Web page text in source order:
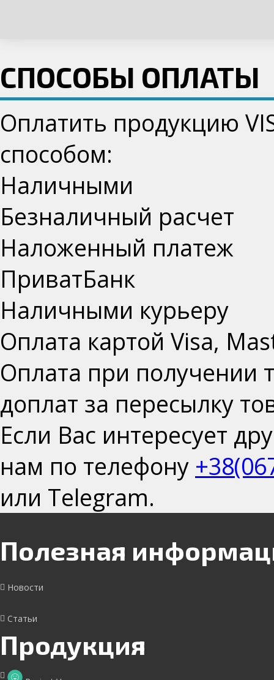
СПОСОБЫ ОПЛАТЫ
Оплатить продукцию
способом:
Наличными
Безналичный расчет
Наложенный платеж
ПриватБанк
Наличными курьеру
Оплата картой Visa,
Оплата при получении
доплат за пересылку
Если Вас интересует
нам по телефону
или Telegram.
Полезная
Новости
Статьи
Продукция